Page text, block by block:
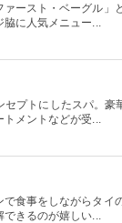
ースト・ベーグル」
脇に人気メニュー...
セプトにしたスパ。
トメントなどが受...
食事をしながらタイ
できるのが嬉しい...